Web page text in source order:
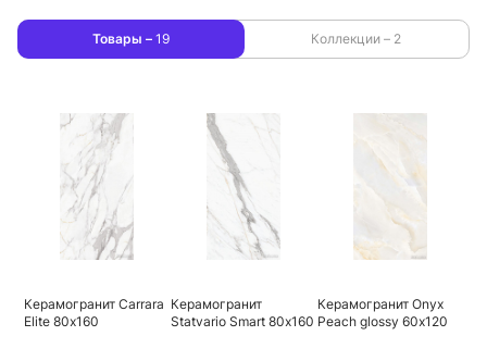
Товары – 19 Коллекции – 2
Керамогранит Carrara
Elite 80х160
Керамогранит
Statvario Smart 80х160
Керамогранит Onyx
Peach glossy 60х120